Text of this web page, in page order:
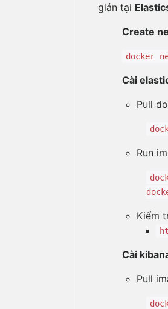
giản tại
Create
docker
Cài
Pull
Run
Kiểm
Cài
Pull